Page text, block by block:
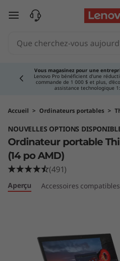
O
a
e
u
passer au contenu principal
Vous magasinez pour une
Lenovo Pro bénéficient d'une
commande de 1 000 $ et plus,
assistance technologique
Currently displaying item 3
Accueil > Ordinateurs portables >
NOUVELLES OPTIONS
Ordinateur portable
(14 po AMD)
(491)
Aperçu Accessoires compatibles